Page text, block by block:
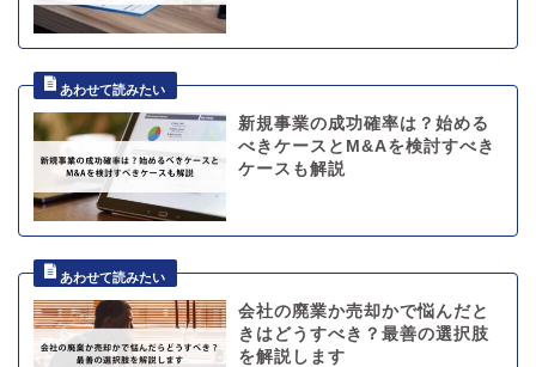
新規事業の成功確率は？始める
べきケースとM&Aを検討すべき
ケースも解説
会社の廃業か売却かで悩んだと
きはどうすべき？最善の選択肢
を解説します